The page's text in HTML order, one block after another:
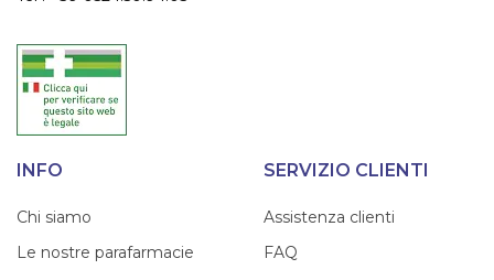
INFO
Chi siamo
Le nostre parafarmacie
SERVIZIO CLIENTI
Assistenza clienti
FAQ